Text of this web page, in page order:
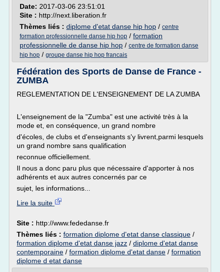
Date: 2017-03-06 23:51:01
Site : http://next.liberation.fr
Thèmes liés : diplome d'etat danse hip hop / centre
formation professionnelle danse hip hop / formation
professionnelle de danse hip hop / centre de formation danse
hip hop / groupe danse hip hop francais
Fédération des Sports de Danse de France -
ZUMBA
REGLEMENTATION DE L'ENSEIGNEMENT DE LA ZUMBA
L'enseignement de la "Zumba" est une activité très à la
mode et, en conséquence, un grand nombre
d'écoles, de clubs et d'enseignants s'y livrent,parmi lesquels
un grand nombre sans qualification
reconnue officiellement.
Il nous a donc paru plus que nécessaire d'apporter à nos
adhérents et aux autres concernés par ce
sujet, les informations...
Lire la suite
Site : http://www.fededanse.fr
Thèmes liés : formation diplome d'etat danse classique /
formation diplome d'etat danse jazz / diplome d'etat danse
contemporaine / formation diplome d'etat danse / formation
diplome d etat danse